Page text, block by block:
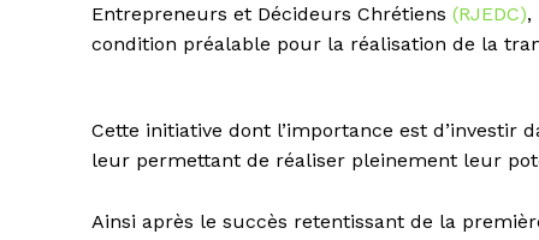
Entrepreneurs et Décideurs Chrétiens (RJEDC),
condition préalable pour la réalisation de la
Cette initiative dont l’importance est d’investir
leur permettant de réaliser pleinement leur
Ainsi après le succès retentissant de la